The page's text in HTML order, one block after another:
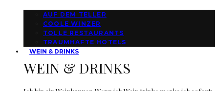
AUF DEM TELLER
COOLE WINZER
TOLLE RESTAURANTS
TRAUMHAFTE HOTELS
WEIN & DRINKS
WEIN & DRINKS